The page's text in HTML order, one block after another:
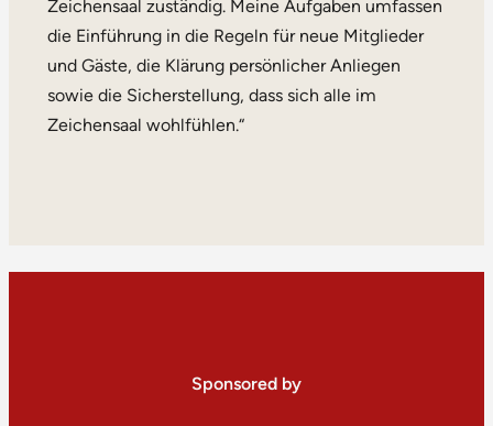
Zeichensaal zuständig. Meine Aufgaben umfassen
die Einführung in die Regeln für neue Mitglieder
und Gäste, die Klärung persönlicher Anliegen
sowie die Sicherstellung, dass sich alle im
Zeichensaal wohlfühlen.“
Sponsored by